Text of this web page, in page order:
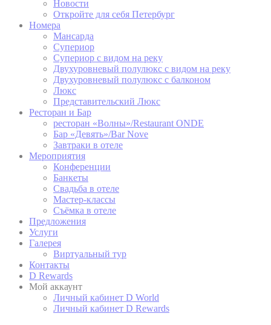
_deCountryResp
D-edge
_deCookiesConsent
D-edge
Cookie
Consent
consent on Cookies
and consent
Identifier.
статистика
Такие файлы cookie используются для сбора
информации пользователей о пути навигации с
конечной целью для агрегированного анализа
статистики для улучшения веб-сайта.
Имя Провайдер
_gid
Analytics
website
performance and
_ga
Google
allows user tracking
to enhance the
Новости
Откройте для себя Петербург
Номера
Мансарда
Супериор
Супериор с видом на реку
Двухуровневый полулюкс с видом на реку
Двухуровневый полулюкс с балконом
Люкс
Представительский Люкс
Ресторан и Бар
ресторан «Волны»/Restaurant ONDE
Бар «Девять»/Bar Nove
Завтраки в отеле
Мероприятия
Конференции
Банкеты
Свадьба в отеле
Мастер-классы
Съёмка в отеле
Предложения
Услуги
Галерея
Виртуальный тур
Контакты
D Rewards
Мой аккаунт
Личный кабинет D World
Личный кабинет D Rewards